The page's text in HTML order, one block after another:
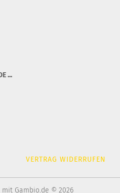
...
VERTRAG WIDERRUFEN
mit Gambio.de © 2026